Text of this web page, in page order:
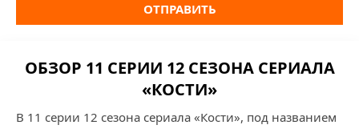
ОТПРАВИТЬ
ОБЗОР 11 СЕРИИ 12 СЕЗОНА СЕРИАЛА
«КОСТИ»
В 11 серии 12 сезона сериала «Кости», под названием